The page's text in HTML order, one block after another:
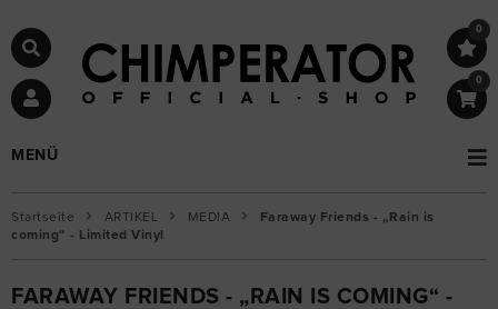
0
0
MENÜ
Startseite ARTIKEL MEDIA
Faraway Friends - „Rain is
coming“ - Limited Vinyl
FARAWAY FRIENDS - „RAIN IS COMING“ -